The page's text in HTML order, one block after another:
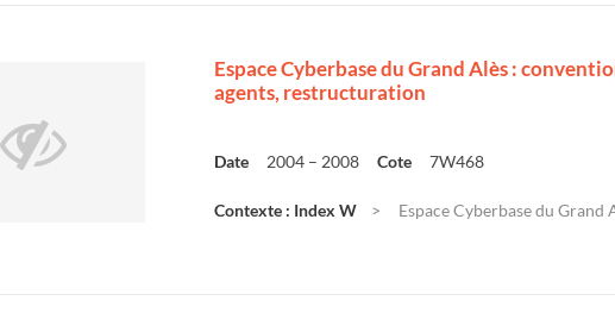
Espace Cyberbase du Grand Alès :
agents, restructuration
Date 2004 – 2008 Cote 7W468
Contexte : Index W Espace Cyberbase du Grand